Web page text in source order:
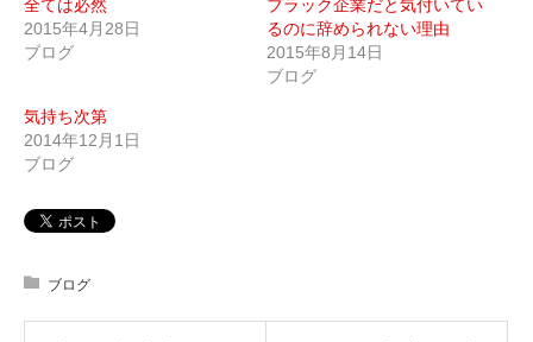
全ては必然
2015年4月28日
ブログ
ブラック企業だと気付いてい
るのに辞められない理由
2015年8月14日
ブログ
気持ち次第
2014年12月1日
ブログ
ブログ